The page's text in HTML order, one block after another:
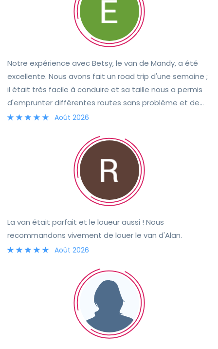
Notre expérience avec Betsy, le van de Mandy, a été
excellente. Nous avons fait un road trip d'une semaine ;
il était très facile à conduire et sa taille nous a permis
d'emprunter différentes routes sans problème et de
nous garer très facilement. Les équipements à bord
clés s'est faite sans encombre grâce à la grande
disponibilité de Mandy. Elle est restée joignable tout au
long de la location si nous avions besoin de quoi que ce
soit. Nous recommandons vivement Mandy et Betsy !
Août 2026
La van était parfait et le loueur aussi ! Nous
recommandons vivement de louer le van d'Alan.
Août 2026